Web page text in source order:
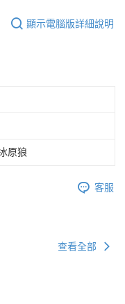
顯示電腦版詳細說明
原狼
客服
查看全部